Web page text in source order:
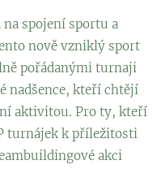
spojení sportu a
nově vzniklý sport
pořádanými turnaji
nadšence, kteří chtějí
aktivitou. Pro ty, kteří
turnájek k příležitosti
akci